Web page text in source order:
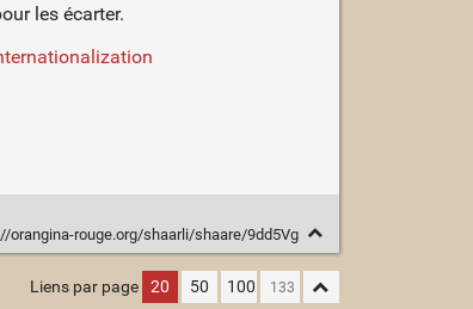
les écarter.
orangina-rouge.org/shaarli/shaare/9dd5Vg
Liens par page 20 50 100